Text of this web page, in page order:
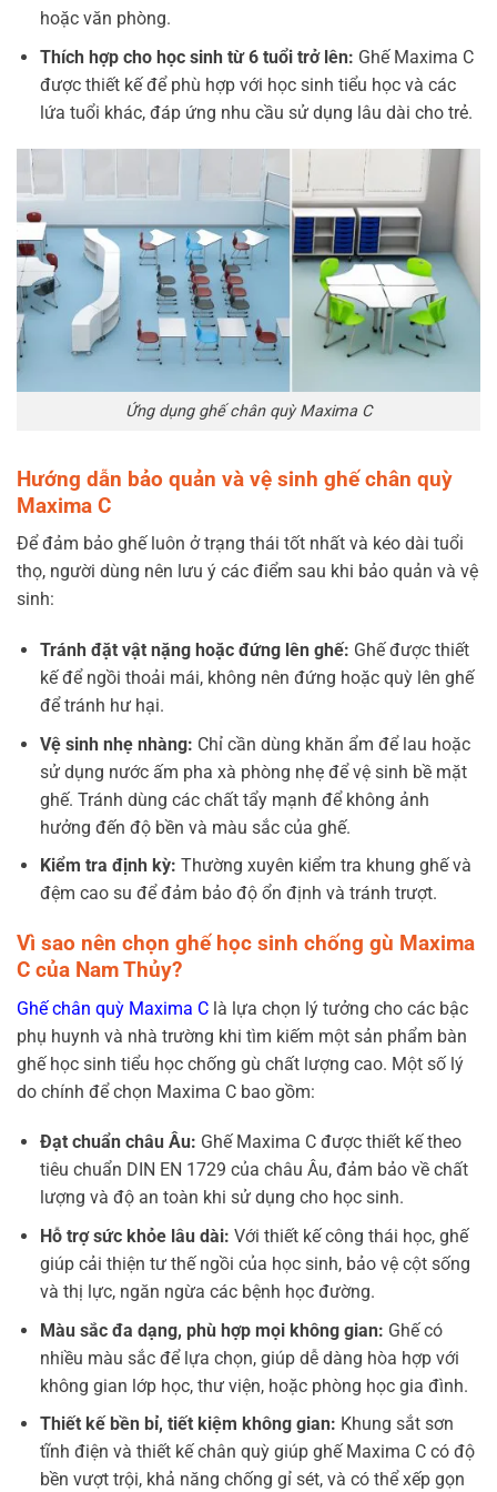
hoặc văn phòng.
Thích hợp cho học sinh từ 6 tuổi trở lên: Ghế Maxima C
được thiết kế để phù hợp với học sinh tiểu học và các
lứa tuổi khác, đáp ứng nhu cầu sử dụng lâu dài cho trẻ.
Ứng dụng ghế chân quỳ Maxima C
Hướng dẫn bảo quản và vệ sinh ghế chân quỳ
Maxima C
Để đảm bảo ghế luôn ở trạng thái tốt nhất và kéo dài tuổi
thọ, người dùng nên lưu ý các điểm sau khi bảo quản và vệ
sinh:
Tránh đặt vật nặng hoặc đứng lên ghế: Ghế được thiết
kế để ngồi thoải mái, không nên đứng hoặc quỳ lên ghế
để tránh hư hại.
Vệ sinh nhẹ nhàng: Chỉ cần dùng khăn ẩm để lau hoặc
sử dụng nước ấm pha xà phòng nhẹ để vệ sinh bề mặt
ghế. Tránh dùng các chất tẩy mạnh để không ảnh
hưởng đến độ bền và màu sắc của ghế.
Kiểm tra định kỳ: Thường xuyên kiểm tra khung ghế và
đệm cao su để đảm bảo độ ổn định và tránh trượt.
Vì sao nên chọn ghế học sinh chống gù Maxima
C của Nam Thủy?
Ghế chân quỳ Maxima C là lựa chọn lý tưởng cho các bậc
phụ huynh và nhà trường khi tìm kiếm một sản phẩm bàn
ghế học sinh tiểu học chống gù chất lượng cao. Một số lý
do chính để chọn Maxima C bao gồm:
Đạt chuẩn châu Âu: Ghế Maxima C được thiết kế theo
tiêu chuẩn DIN EN 1729 của châu Âu, đảm bảo về chất
lượng và độ an toàn khi sử dụng cho học sinh.
Hỗ trợ sức khỏe lâu dài: Với thiết kế công thái học, ghế
giúp cải thiện tư thế ngồi của học sinh, bảo vệ cột sống
và thị lực, ngăn ngừa các bệnh học đường.
Màu sắc đa dạng, phù hợp mọi không gian: Ghế có
nhiều màu sắc để lựa chọn, giúp dễ dàng hòa hợp với
không gian lớp học, thư viện, hoặc phòng học gia đình.
Thiết kế bền bỉ, tiết kiệm không gian: Khung sắt sơn
tĩnh điện và thiết kế chân quỳ giúp ghế Maxima C có độ
bền vượt trội, khả năng chống gỉ sét, và có thể xếp gọn